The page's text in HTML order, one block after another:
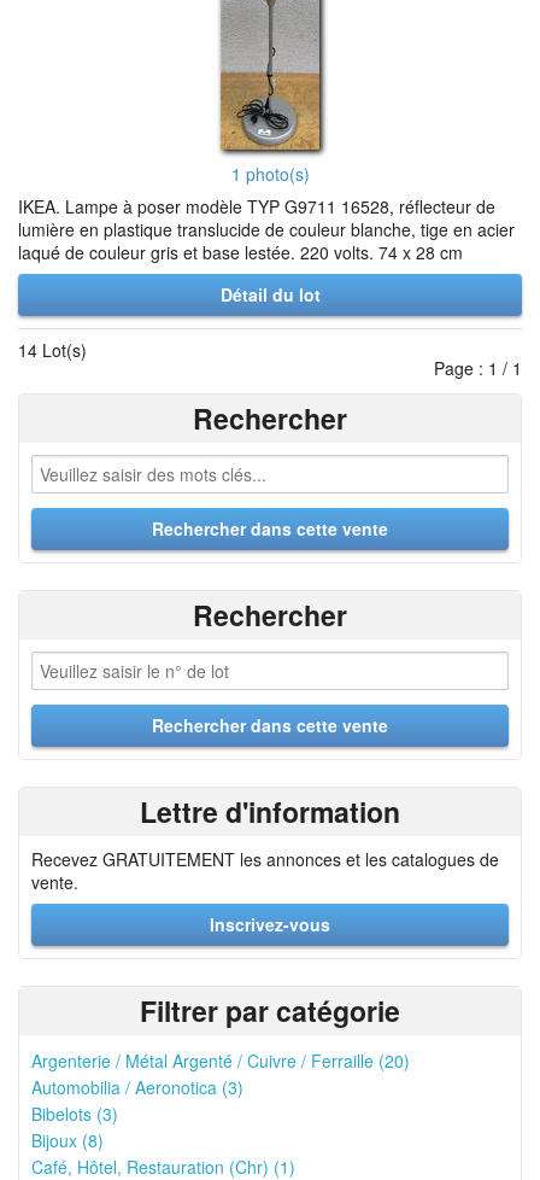
1 photo(s)
IKEA. Lampe à poser modèle TYP G9711 16528, réflecteur de
lumière en plastique translucide de couleur blanche, tige en acier
laqué de couleur gris et base lestée. 220 volts. 74 x 28 cm
Détail du lot
14 Lot(s)
Page : 1 / 1
Rechercher
Rechercher
Lettre d'information
Recevez GRATUITEMENT les annonces et les catalogues de
vente.
Inscrivez-vous
Filtrer par catégorie
Argenterie / Métal Argenté / Cuivre / Ferraille (20)
Automobilia / Aeronotica (3)
Bibelots (3)
Bijoux (8)
Café, Hôtel, Restauration (Chr) (1)